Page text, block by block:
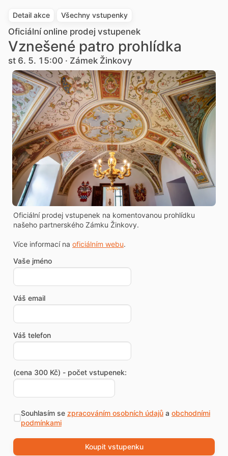
Detail akce Všechny vstupenky
Oficiální online prodej vstupenek
Vznešené patro prohlídka
st 6. 5. 15:00 · Zámek Žinkovy
Oficiální prodej vstupenek na komentovanou prohlídku
našeho partnerského Zámku Žinkovy.
Více informací na oficiálním webu.
Vaše jméno
Váš email
Váš telefon
(cena 300 Kč) - počet vstupenek:
Souhlasím se zpracováním osobních údajůa obchodními
podmínkami
Koupit vstupenku